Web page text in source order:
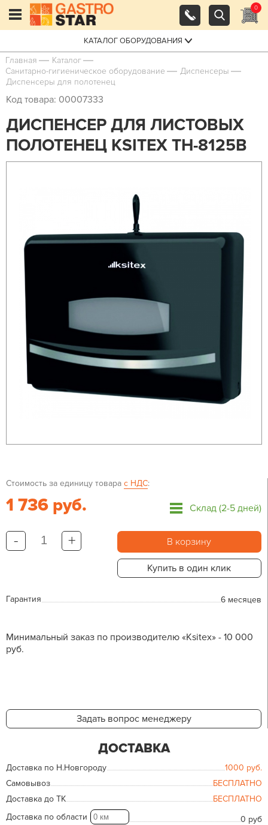
0
КАТАЛОГ ОБОРУДОВАНИЯ
Главная
Каталог
Санитарно-гигиеническое оборудование
Диспенсеры
Диспенсеры для полотенец
Код товара: 00007333
ДИСПЕНСЕР ДЛЯ ЛИСТОВЫХ
ПОЛОТЕНЕЦ KSITEX ТН-8125B
Стоимость за единицу товара с НДС:
1 736 руб. Склад (2-5 дней)
- + В корзину
Купить в один клик
Гарантия 6 месяцев
Минимальный заказ по производителю «Ksitex» - 10 000
руб.
Задать вопрос менеджеру
ДОСТАВКА
Доставка по Н.Новгороду 1000 руб.
Самовывоз
БЕСПЛАТНО
Доставка до ТК
БЕСПЛАТНО
Доставка по области
0 руб